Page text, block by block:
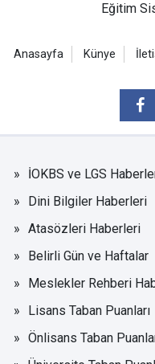
Eğitim
Anasayfa Künye
İOKBS ve LGS
Dini Bilgiler Haberleri
Atasözleri Haberleri
Belirli Gün ve Haftalar
Meslekler Rehberi
Lisans Taban Puanları
Önlisans Taban